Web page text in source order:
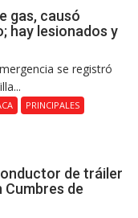
gas, causó
hay lesionados y
se registró
PRINCIPALES
de tráiler
de